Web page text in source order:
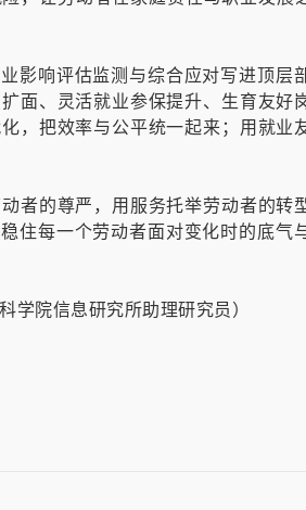
业影响评估监测与综合应对写进顶
面、灵活就业参保提升、生育友
，把效率与公平统一起来；用就
者的尊严，用服务托举劳动者的
住每一个劳动者面对变化时的底
学院信息研究所助理研究员）